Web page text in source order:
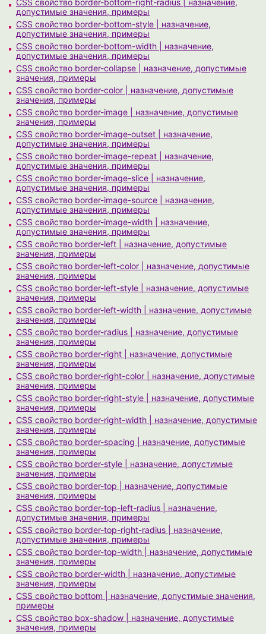
CSS свойство border-bottom-right-radius | назначение,
допустимые значения, примеры
CSS свойство border-bottom-style | назначение,
допустимые значения, примеры
CSS свойство border-bottom-width | назначение,
допустимые значения, примеры
CSS свойство border-collapse | назначение, допустимые
значения, примеры
CSS свойство border-color | назначение, допустимые
значения, примеры
CSS свойство border-image | назначение, допустимые
значения, примеры
CSS свойство border-image-outset | назначение,
допустимые значения, примеры
CSS свойство border-image-repeat | назначение,
допустимые значения, примеры
CSS свойство border-image-slice | назначение,
допустимые значения, примеры
CSS свойство border-image-source | назначение,
допустимые значения, примеры
CSS свойство border-image-width | назначение,
допустимые значения, примеры
CSS свойство border-left | назначение, допустимые
значения, примеры
CSS свойство border-left-color | назначение, допустимые
значения, примеры
CSS свойство border-left-style | назначение, допустимые
значения, примеры
CSS свойство border-left-width | назначение, допустимые
значения, примеры
CSS свойство border-radius | назначение, допустимые
значения, примеры
CSS свойство border-right | назначение, допустимые
значения, примеры
CSS свойство border-right-color | назначение, допустимые
значения, примеры
CSS свойство border-right-style | назначение, допустимые
значения, примеры
CSS свойство border-right-width | назначение, допустимые
значения, примеры
CSS свойство border-spacing | назначение, допустимые
значения, примеры
CSS свойство border-style | назначение, допустимые
значения, примеры
CSS свойство border-top | назначение, допустимые
значения, примеры
CSS свойство border-top-left-radius | назначение,
допустимые значения, примеры
CSS свойство border-top-right-radius | назначение,
допустимые значения, примеры
CSS свойство border-top-width | назначение, допустимые
значения, примеры
CSS свойство border-width | назначение, допустимые
значения, примеры
CSS свойство bottom | назначение, допустимые значения,
примеры
CSS свойство box-shadow | назначение, допустимые
значения, примеры